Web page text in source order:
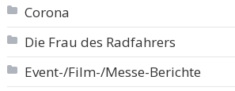
Corona
Die Frau des Radfahrers
Event-/Film-/Messe-Berichte